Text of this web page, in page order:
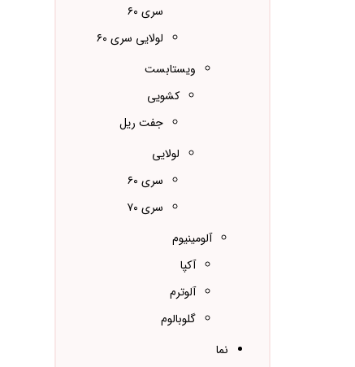
سری ۶۰
لولایی سری ۶۰
ویستابست
کشویی
جفت ریل
لولایی
سری ۶۰
سری ۷۰
آلومینیوم
آکپا
آلوترم
گلوبالوم
نما